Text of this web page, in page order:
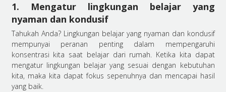
1. Mengatur lingkungan belajar yang
nyaman dan kondusif
Tahukah Anda? Lingkungan belajar yang nyaman dan kondusif
mempunyai peranan penting dalam mempengaruhi
konsentrasi kita saat belajar dari rumah. Ketika kita dapat
mengatur lingkungan belajar yang sesuai dengan kebutuhan
kita, maka kita dapat fokus sepenuhnya dan mencapai hasil
yang baik.